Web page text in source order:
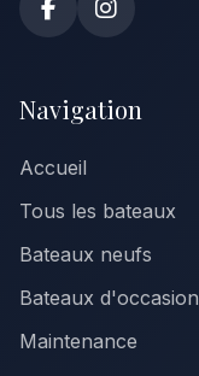
Navigation
Accueil
Tous les bateaux
Bateaux neufs
Bateaux d'occasion
Maintenance